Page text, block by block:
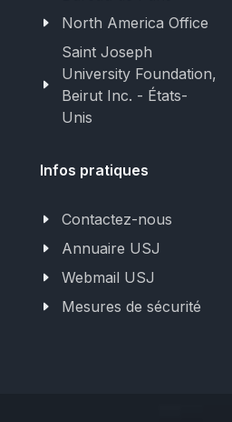
North America Office
Saint Joseph
University Foundation,
Beirut Inc. - États-
Unis
Infos pratiques
Contactez-nous
Annuaire USJ
Webmail USJ
Mesures de sécurité